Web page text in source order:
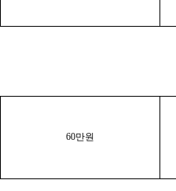
60만원